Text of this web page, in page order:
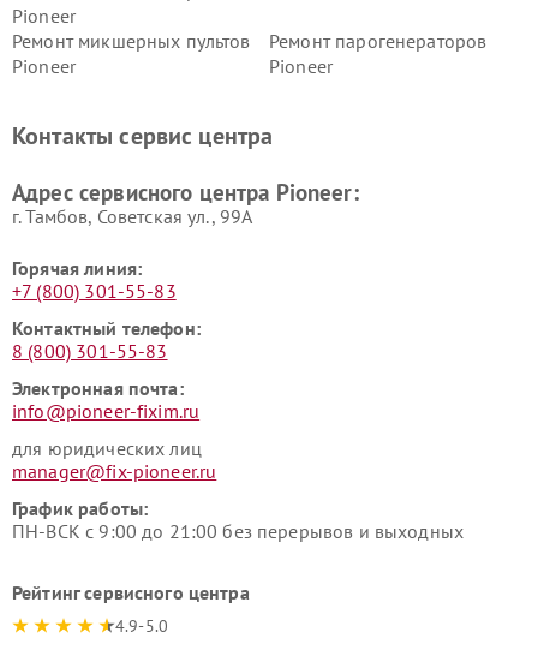
Pioneer
Ремонт микшерных пультов
Pioneer
Ремонт парогенераторов
Pioneer
Контакты сервис центра
Адрес сервисного центра Pioneer:
г. Тамбов, Советская ул., 99А
Горячая линия:
+7 (800) 301-55-83
Контактный телефон:
8 (800) 301-55-83
Электронная почта:
info@pioneer-fixim.ru
для юридических лиц
manager@fix-pioneer.ru
График работы:
ПН-ВСК с 9:00 до 21:00 без перерывов и выходных
Рейтинг сервисного центра
4.9-5.0